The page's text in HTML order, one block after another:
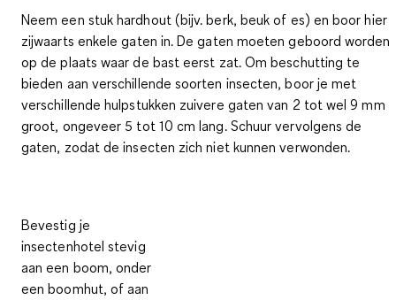
Neem een stuk hardhout (bijv. berk, beuk of es) en boor hier
zijwaarts enkele gaten in. De gaten moeten geboord worden
op de plaats waar de bast eerst zat. Om beschutting te
bieden aan verschillende soorten insecten, boor je met
verschillende hulpstukken zuivere gaten van 2 tot wel 9 mm
groot, ongeveer 5 tot 10 cm lang. Schuur vervolgens de
gaten, zodat de insecten zich niet kunnen verwonden.
Bevestig je
insectenhotel stevig
aan een boom, onder
een boomhut, of aan